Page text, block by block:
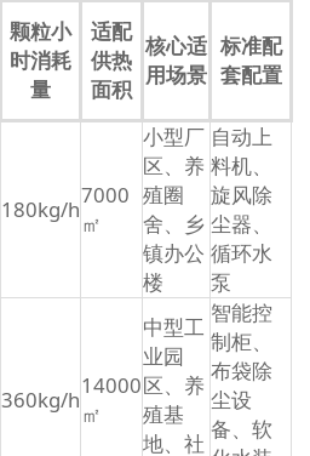
颗粒小
时消耗
量
适配
供热
面积
核心适
用场景
标准配
套配置
180kg/h
7000
㎡
小型厂
区、养
殖圈
舍、乡
镇办公
楼
自动上
料机、
旋风除
尘器、
循环水
泵
360kg/h
14000
㎡
中型工
业园
区、养
殖基
地、社
智能控
制柜、
布袋除
尘设
备、软